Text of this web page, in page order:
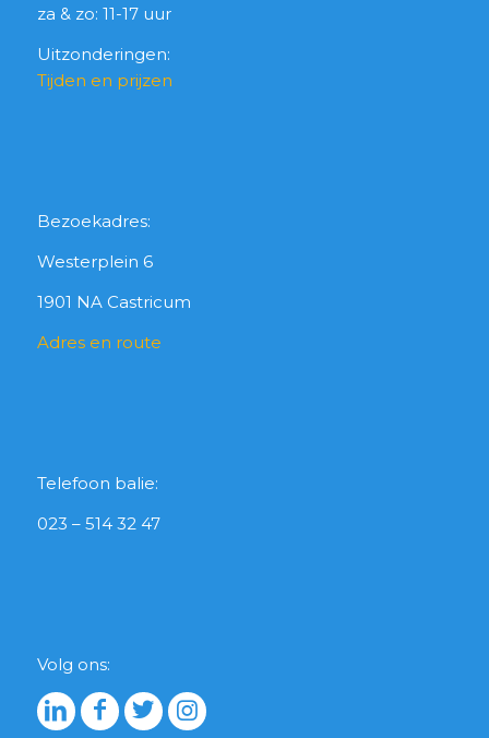
za & zo: 11-17 uur
Uitzonderingen:
Tijden en prijzen
Bezoekadres:
Westerplein 6
1901 NA Castricum
Adres en route
Telefoon balie:
023 – 514 32 47
Volg ons: